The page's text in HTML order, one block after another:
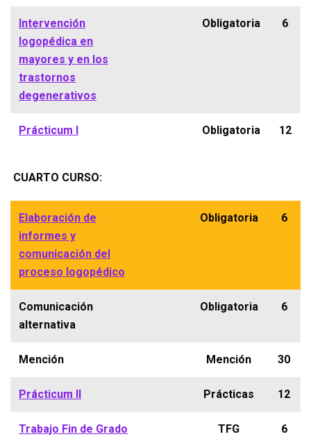
Intervención
logopédica en
mayores y en los
trastornos
degenerativos
Obligatoria 6
Prácticum I Obligatoria 12
CUARTO CURSO:
Elaboración de
informes y
comunicación del
proceso logopédico
Obligatoria 6
Comunicación
alternativa
Obligatoria 6
Mención Mención 30
Prácticum II Prácticas 12
Trabajo Fin de Grado TFG 6